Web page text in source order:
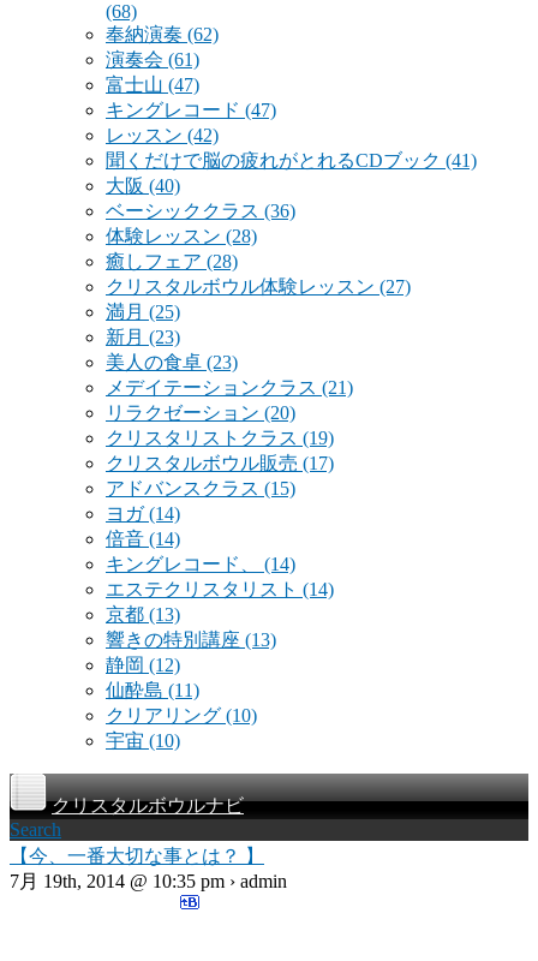
(68)
奉納演奏 (62)
演奏会 (61)
富士山 (47)
キングレコード (47)
レッスン (42)
聞くだけで脳の疲れがとれるCDブック (41)
大阪 (40)
ベーシッククラス (36)
体験レッスン (28)
癒しフェア (28)
クリスタルボウル体験レッスン (27)
満月 (25)
新月 (23)
美人の食卓 (23)
メデイテーションクラス (21)
リラクゼーション (20)
クリスタリストクラス (19)
クリスタルボウル販売 (17)
アドバンスクラス (15)
ヨガ(14)
倍音 (14)
キングレコード、 (14)
エステクリスタリスト (14)
京都 (13)
響きの特別講座 (13)
静岡 (12)
仙酔島 (11)
クリアリング (10)
宇宙 (10)
クリスタルボウルナビ
Search
【今、一番大切な事とは？ 】
7月 19th, 2014 @ 10:35 pm › admin